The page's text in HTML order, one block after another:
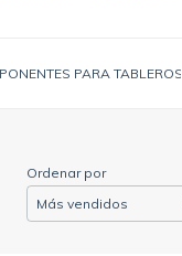
PARA TABLEROS
Ordenar por